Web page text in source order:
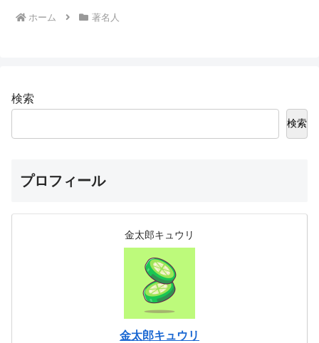
ホーム 著名人
検索
検索
プロフィール
金太郎キュウリ
金太郎キュウリ